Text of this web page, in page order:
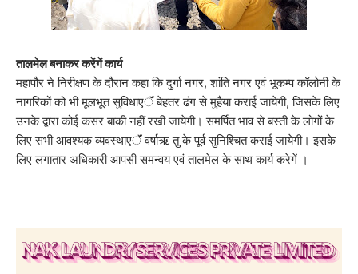
तालमेल बनाकर करेंगें कार्य
महापौर ने निरीक्षण के दौरान कहा कि दुर्गा नगर, शांति नगर एवं भूकम्प कॉलोनी के
नागरिकों को भी मूलभूत सुविधाएॅं बेहतर ढंग से मुहैया कराई जायेगी, जिसके लिए
उनके द्वारा कोई कसर बाकी नहीं रखी जायेगी। समर्पित भाव से बस्ती के लोगों के
लिए सभी आवश्यक व्यवस्थाएॅं वर्षाऋ तु के पूर्व सुनिश्चित कराई जायेगी। इसके
लिए लगातार अधिकारी आपसी समन्वय एवं तालमेल के साथ कार्य करेगें ।